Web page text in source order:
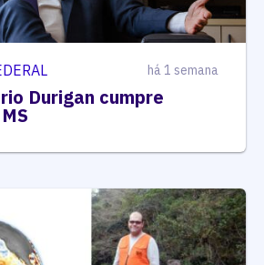
há 1 semana
Durigan cumpre